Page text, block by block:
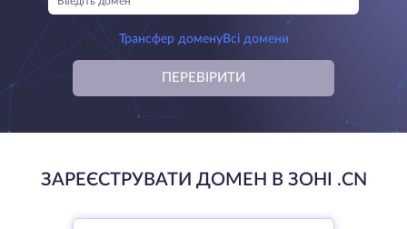
Трансфер доменуВсі домени
ПЕРЕВІРИТИ
ЗАРЕЄСТРУВАТИ ДОМЕН В ЗОНІ .CN